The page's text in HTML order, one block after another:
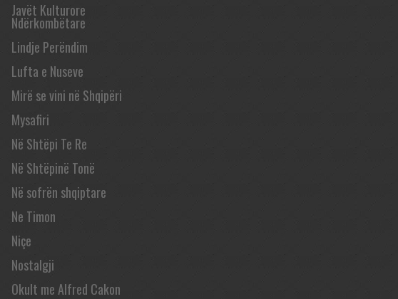
Javët Kulturore
Ndërkombëtare
Lindje Perëndim
Lufta e Nuseve
Mirë se vini në Shqipëri
Mysafiri
Në Shtëpi Te Re
Në Shtëpinë Tonë
Në sofrën shqiptare
Ne Timon
Niçe
Nostalgji
Okult me Alfred Cakon